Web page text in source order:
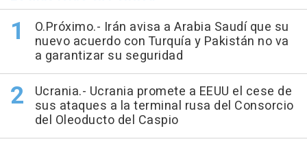
O.Próximo.- Irán avisa a Arabia Saudí que su
nuevo acuerdo con Turquía y Pakistán no va
a garantizar su seguridad
Ucrania.- Ucrania promete a EEUU el cese de
sus ataques a la terminal rusa del Consorcio
del Oleoducto del Caspio